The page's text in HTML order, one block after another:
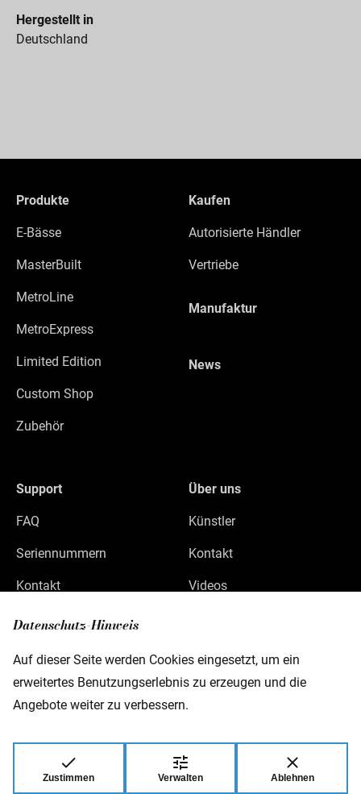
Datenschutz-Hinweis
Auf dieser Seite werden Cookies eingesetzt, um ein
erweitertes Benutzungserlebnis zu erzeugen und die
Angebote weiter zu verbessern.
Zustimmen Verwalten Ablehnen
Hergestellt in
Deutschland
Produkte
E-Bässe
MasterBuilt
MetroLine
MetroExpress
Limited Edition
Custom Shop
Zubehör
Kaufen
Autorisierte Händler
Vertriebe
Manufaktur
News
Support
FAQ
Seriennummern
Kontakt
Über uns
Künstler
Kontakt
Videos
Gewerbepark 46
D-08258 Markneukirchen
© 2026 Warwick GmbH & Co Music Equipment